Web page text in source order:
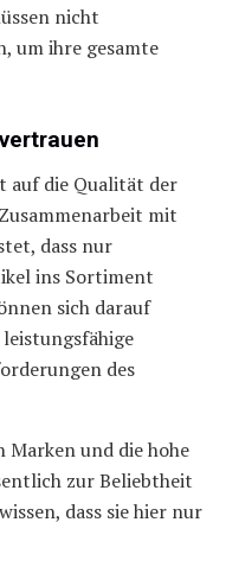
nicht
um ihre gesamte
auf die Qualität der
mit
dass nur
ins Sortiment
sich darauf
leistungsfähige
des
Marken und die hohe
zur Beliebtheit
dass sie hier nur